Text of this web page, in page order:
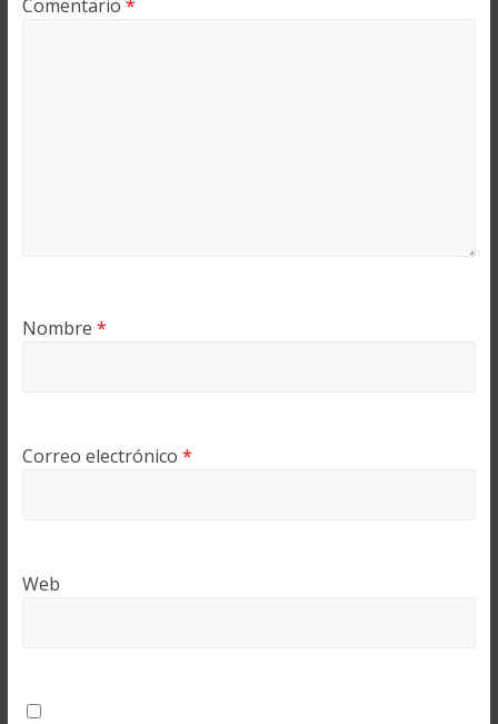
Comentario *
Nombre *
Correo electrónico *
Web